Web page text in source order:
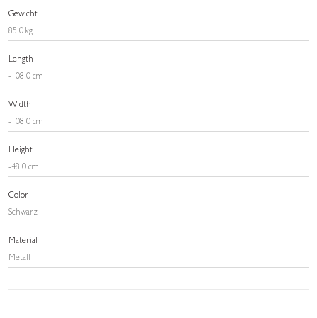
Gewicht
85.0 kg
Length
-108.0 cm
Width
-108.0 cm
Height
-48.0 cm
Color
Schwarz
Material
Metall